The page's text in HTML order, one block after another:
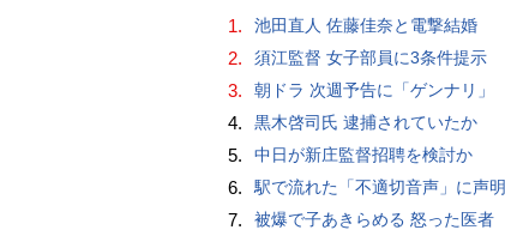
1. 池田直人 佐藤佳奈と電撃結婚
2. 須江監督 女子部員に3条件提示
3. 朝ドラ 次週予告に「ゲンナリ」
4. 黒木啓司氏 逮捕されていたか
5. 中日が新庄監督招聘を検討か
6. 駅で流れた「不適切音声」に声明
7. 被爆で子あきらめる 怒った医者